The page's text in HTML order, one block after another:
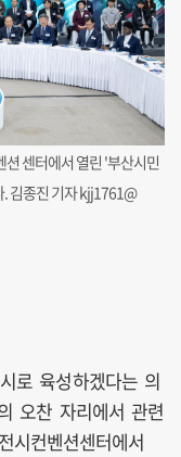
센터에서 열린 '부산시민
김종진 기자 kjj1761@
로 육성하겠다는 의
오찬 자리에서 관련
시컨벤션센터에서